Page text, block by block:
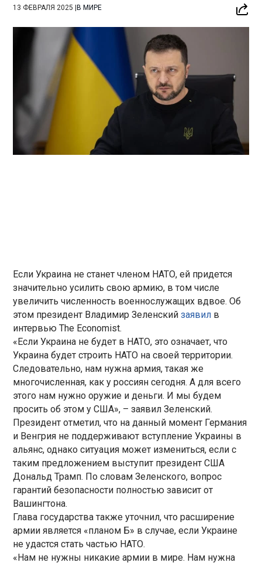
13 ФЕВРАЛЯ 2025 |В МИРЕ
Если Украина не станет членом НАТО, ей придется
значительно усилить свою армию, в том числе
увеличить численность военнослужащих вдвое. Об
этом президент Владимир Зеленскийзаявил в
интервью The Economist.
«Если Украина не будет в НАТО, это означает, что
Украина будет строить НАТО на своей территории.
Следовательно, нам нужна армия, такая же
многочисленная, как у россиян сегодня. А для всего
этого нам нужно оружие и деньги. И мы будем
просить об этом у США», – заявил Зеленский.
Президент отметил, что на данный момент Германия
и Венгрия не поддерживают вступление Украины в
альянс, однако ситуация может измениться, если с
таким предложением выступит президент США
Дональд Трамп. По словам Зеленского, вопрос
гарантий безопасности полностью зависит от
Вашингтона.
Глава государства также уточнил, что расширение
армии является «планом Б» в случае, если Украине
не удастся стать частью НАТО.
«Нам не нужны никакие армии в мире. Нам нужна